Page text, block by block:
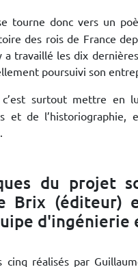
tourne donc vers un
des rois de France
a travaillé les dix
poursuivi son
surtout mettre en
et de
du projet
(éditeur)
d'ingénierie
réalisés par